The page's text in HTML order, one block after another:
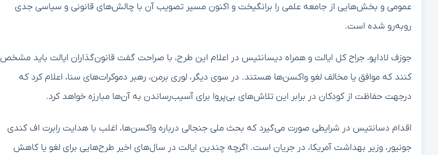
عمومی و بخش‌هایی از جامعه علمی را برانگیخت و اکنون مسیر تصویب آن با چالش‌های قانونی و سیاسی جدی
روبه‌رو شده است.
جوزف لاداپو، جراح کل ایالت و همراه دیسانتیس در اعلام این طرح، با صراحت گفت قانون‌گذاران ایالت باید مشخص
کنند که موافق یا مخالف لغو واکسن‌ها هستند. در سوی دیگر، لوری برمن، رهبر دموکرات‌های سنا، اعلام کرد که
درجهت حفاظت از کودکان در برابر این تلاش‌های بی‌پروا برای آسیب‌رساندن به آن‌ها مبارزه خواهد کرد.
اقدام دسانتیس در شرایطی صورت می‌گیرد که بحث ملی جنجالی درباره واکسن‌ها، اغلب با هدایت رابرت اف کندی
جونیور، وزیر بهداشت آمریکا، در جریان است. اگرچه چندین ایالت در سال‌های اخیر طرح‌هایی برای لغو یا کاهش